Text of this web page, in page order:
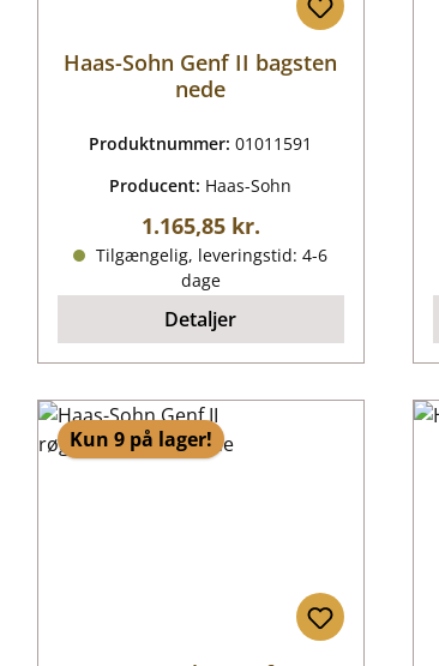
Haas-Sohn Genf II bagsten
nede
Produktnummer:01011591
Producent: Haas-Sohn
Almindelig pris:
1.165,85 kr.
Tilgængelig, leveringstid: 4-6
dage
Detaljer
Kun 9 på lager!